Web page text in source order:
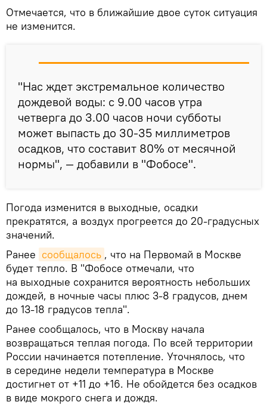
Отмечается, что в ближайшие двое суток ситуация
не изменится.
"Нас ждет экстремальное количество
дождевой воды: с 9.00 часов утра
четверга до 3.00 часов ночи субботы
может выпасть до 30-35 миллиметров
осадков, что составит 80% от месячной
нормы", — добавили в "Фобосе".
Погода изменится в выходные, осадки
прекратятся, а воздух прогреется до 20-градусных
значений.
Ранее сообщалось , что на Первомай в Москве
будет тепло. В "Фобосе отмечали, что
на выходные сохранится вероятность небольших
дождей, в ночные часы плюс 3-8 градусов, днем
до 13-18 градусов тепла".
Ранее сообщалось, что в Москву начала
возвращаться теплая погода. По всей территории
России начинается потепление. Уточнялось, что
в середине недели температура в Москве
достигнет от +11 до +16. Не обойдется без осадков
в виде мокрого снега и дождя.